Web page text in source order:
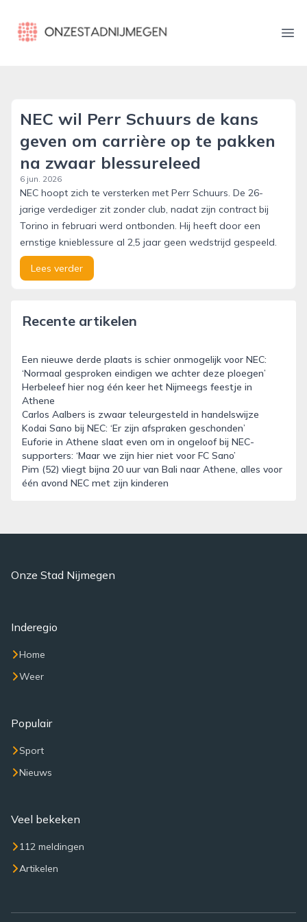
onzestadnijmegen.nl
NEC wil Perr Schuurs de kans
geven om carrière op te pakken
na zwaar blessureleed
6 jun. 2026
NEC hoopt zich te versterken met Perr Schuurs. De 26-
jarige verdediger zit zonder club, nadat zijn contract bij
Torino in februari werd ontbonden. Hij heeft door een
ernstige knieblessure al 2,5 jaar geen wedstrijd gespeeld.
Lees verder
Recente artikelen
Een nieuwe derde plaats is schier onmogelijk voor NEC:
‘Normaal gesproken eindigen we achter deze ploegen’
Herbeleef hier nog één keer het Nijmeegs feestje in
Athene
Carlos Aalbers is zwaar teleurgesteld in handelswijze
Kodai Sano bij NEC: ‘Er zijn afspraken geschonden’
Euforie in Athene slaat even om in ongeloof bij NEC-
supporters: ‘Maar we zijn hier niet voor FC Sano’
Pim (52) vliegt bijna 20 uur van Bali naar Athene, alles voor
één avond NEC met zijn kinderen
Onze Stad Nijmegen
Inderegio
Home
Weer
Populair
Sport
Nieuws
Veel bekeken
112 meldingen
Artikelen